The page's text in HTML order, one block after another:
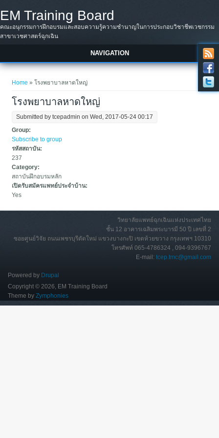
EM Training Board
คณะอนุกรรมการฝึกอบรมและสอบความรู้ความชำนาญในการประกอบวิชาชีพเวชกรรม
สาขาเวชศาสตร์ฉุกเฉิน
NAVIGATION
You are here
Home » โรงพยาบาลหาดใหญ่
โรงพยาบาลหาดใหญ่
Submitted bytcepadmin on Wed, 2017-05-24 00:17
Group:
Subscribe to group
รหัสสถาบัน:
237
Category:
สถาบันฝึกอบรมหลัก
เปิดรับสมัครแพทย์ประจำบ้าน:
Yes
วิทยาลัยแพทย์ฉุกเฉินแห่งประเทศไทย
ชั้น 12 อาคารเฉลิมพระบารมี 50 ปี เลขที่ 2
ซอยศูนย์วิจัย ถนนเพชรบุรีตัดใหม่ แขวงบางกะปิ เขตห้วยขวาง กรุงเทพฯ 10310
โทรศัพท์ 065-4786324 , 094-9396767
E-mail:tcep.tmc@gmail.com
Powered by Drupal
Copyright © 2026, EM Training Board
Theme by Zymphonies